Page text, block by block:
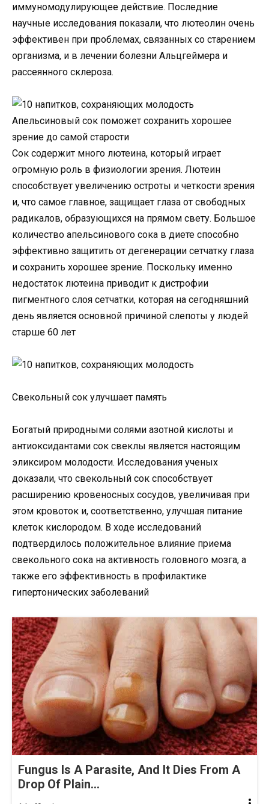
иммуномодулирующее действие. Последние
научные исследования показали, что лютеолин очень
эффективен при проблемах, связанных со старением
организма, и в лечении болезни Альцгеймера и
рассеянного склероза.
Апельсиновый сок поможет сохранить хорошее
зрение до самой старости
Сок содержит много лютеина, который играет
огромную роль в физиологии зрения. Лютеин
способствует увеличению остроты и четкости зрения
и, что самое главное, защищает глаза от свободных
радикалов, образующихся на прямом свету. Большое
количество апельсинового сока в диете способно
эффективно защитить от дегенерации сетчатку глаза
и сохранить хорошее зрение. Поскольку именно
недостаток лютеина приводит к дистрофии
пигментного слоя сетчатки, которая на сегодняшний
день является основной причиной слепоты у людей
старше 60 лет
Свекольный сок улучшает память
Богатый природными солями азотной кислоты и
антиоксидантами сок свеклы является настоящим
эликсиром молодости. Исследования ученых
доказали, что свекольный сок способствует
расширению кровеносных сосудов, увеличивая при
этом кровоток и, соответственно, улучшая питание
клеток кислородом. В ходе исследований
подтвердилось положительное влияние приема
свекольного сока на активность головного мозга, а
также его эффективность в профилактике
гипертонических заболеваний
Fungus Is A Parasite, And It Dies From A
Drop Of Plain...